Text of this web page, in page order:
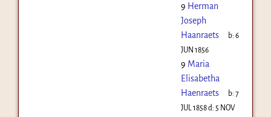
9 Herman
Joseph
Haanraets
b:6
JUN 1856
9 Maria
Elisabetha
Haenraets
b:7
JUL 1858d: 5 NOV